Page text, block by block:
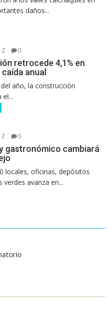
daños...
0
retrocede 4,1% en
anual
año, la construcción
0
gastronómico cambiará
locales, oficinas, depósitos
avanza en...